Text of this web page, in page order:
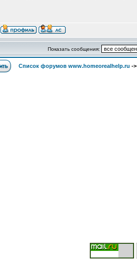
Показать сообщения:
Список форумов www.homeorealhelp.ru -